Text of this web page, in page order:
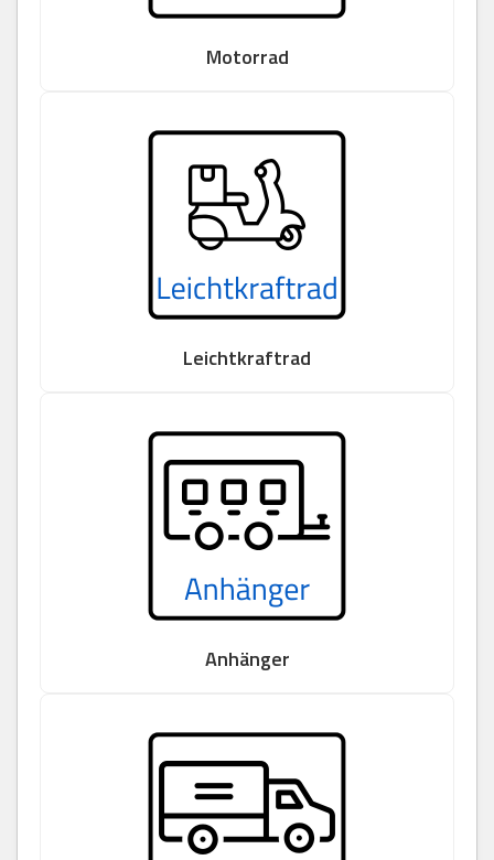
Motorrad
Leichtkraftrad
Anhänger